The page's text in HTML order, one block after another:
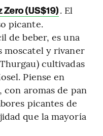
Zero (US$19). El
picante.
de beber, es una
moscatel y rivaner
cultivadas
Piense en
aromas de pan
picantes de
que la mayoría